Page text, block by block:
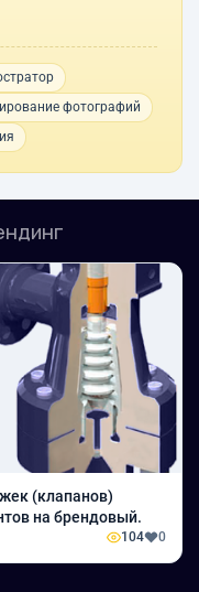
фотографий
(клапанов)
на брендовый.
104 0